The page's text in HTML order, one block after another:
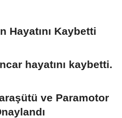
Hayatını Kaybetti
hayatını kaybetti.
ve Paramotor